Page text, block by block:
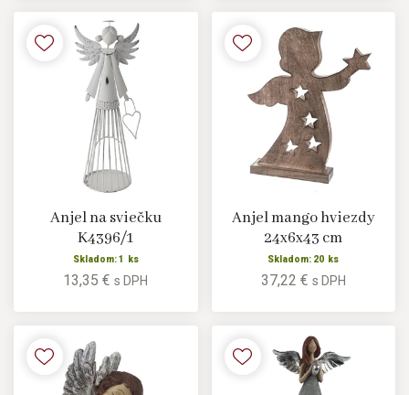
Anjel na sviečku
K4396/1
Skladom: 1 ks
13,35 €s DPH
Anjel mango hviezdy
24x6x43 cm
Skladom: 20 ks
37,22 € s DPH